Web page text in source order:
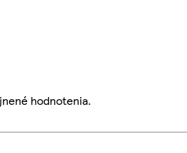
hodnotenia.